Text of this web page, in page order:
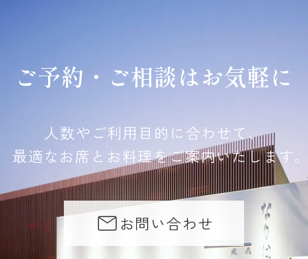
ご予約・ご相談はお気軽に
人数やご利用目的に合わせて、
最適なお席とお料理をご案内いたします
お問い合わせ